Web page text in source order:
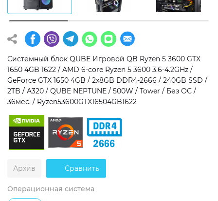
Операционная система
Windows 11 Home
Windows 11 Pro
Без ОС
Тип накопителя
SSD
HDD
SSD + HDD
Дополнительно
RGB-подсветка
Разблокированный множитель CPU
Сверхбыстрый M.2 SSD NVME
Системный блок QUBE Игровой QB Ryzen 5 3600 GTX
1650 4GB 1622 / AMD 6-core Ryzen 5 3600 3.6-4.2GHz /
GeForce GTX 1650 4GB / 2x8GB DDR4-2666 / 240GB SSD /
2TB / A320 / QUBE NEPTUNE / 500W / Tower / Без ОС /
36мес. / Ryzen53600GTX16504GB1622
Архив Сравнить
Операционная система